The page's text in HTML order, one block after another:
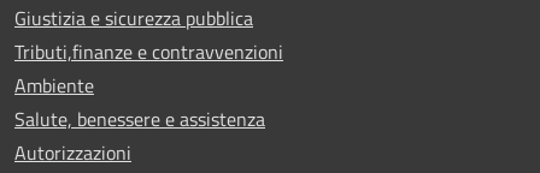
Giustizia e sicurezza pubblica
Tributi,finanze e contravvenzioni
Ambiente
Salute, benessere e assistenza
Autorizzazioni